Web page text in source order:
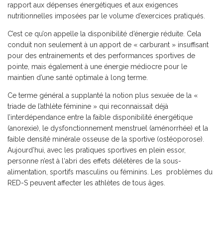
rapport aux dépenses énergétiques et aux exigences
nutritionnelles imposées par le volume d’exercices pratiqués.
C’est ce qu’on appelle la disponibilité d’énergie réduite. Cela
conduit non seulement à un apport de « carburant » insuffisant
pour des entrainements et des performances sportives de
pointe, mais également à une énergie médiocre pour le
maintien d’une santé optimale à long terme.
Ce terme général a supplanté la notion plus sexuée de la «
triade de l’athlète féminine » qui reconnaissait déjà
l’interdépendance entre la faible disponibilité énergétique
(anorexie), le dysfonctionnement menstruel (aménorrhée) et la
faible densité minérale osseuse de la sportive (ostéoporose).
Aujourd’hui, avec les pratiques sportives en plein essor,
personne n’est à l‘abri des effets délétères de la sous-
alimentation, sportifs masculins ou féminins. Les problèmes du
RED-S peuvent affecter les athlètes de tous âges.